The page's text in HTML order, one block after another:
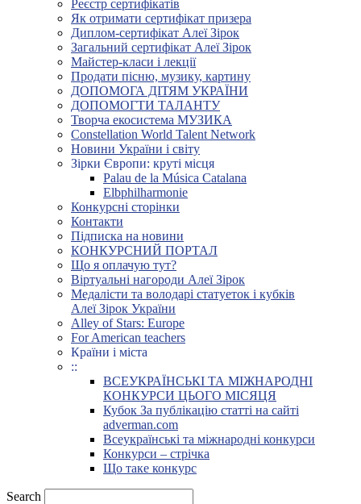
Реєстр сертифікатів
Як отримати сертифікат призера
Диплом-сертифікат Алеї Зірок
Загальний сертифікат Алеї Зірок
Майстер-класи і лекції
Продати пісню, музику, картину
ДОПОМОГА ДІТЯМ УКРАЇНИ
ДОПОМОГТИ ТАЛАНТУ
Творча екосистема МУЗИКА
Constellation World Talent Network
Новини України і світу
Зірки Європи: круті місця
Palau de la Música Catalana
Elbphilharmonie
Конкурсні сторінки
Контакти
Підписка на новини
КОНКУРСНИЙ ПОРТАЛ
Що я оплачую тут?
Віртуальні нагороди Алеї Зірок
Медалісти та володарі статуеток і кубків
Алеї Зірок України
Alley of Stars: Europe
For American teachers
Країни і міста
::
ВСЕУКРАЇНСЬКІ ТА МІЖНАРОДНІ
КОНКУРСИ ЦЬОГО МІСЯЦЯ
Кубок За публікацію статті на сайті
adverman.com
Всеукраїнські та міжнародні конкурси
Конкурси – стрічка
Що таке конкурс
Search